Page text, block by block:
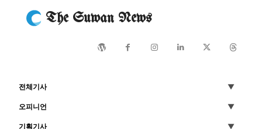
The Suwan News
전체기사
오피니언
기획기사